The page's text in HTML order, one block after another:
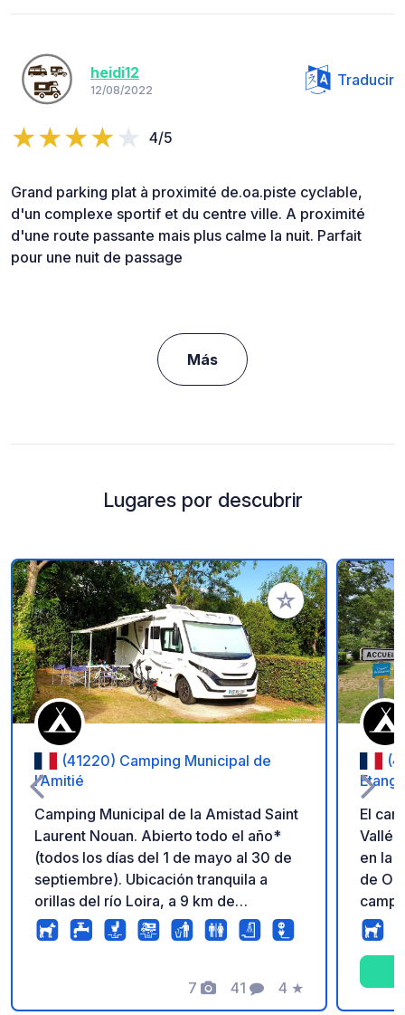
heidi12
12/08/2022
Traducir
4/5
Grand parking plat à proximité de.oa.piste cyclable,
d'un complexe sportif et du centre ville. A proximité
d'une route passante mais plus calme la nuit. Parfait
pour une nuit de passage
Más
Lugares por descubrir
Añadir a tus
(41220) Camping Municipal de
l’Amitié
Camping Municipal de la Amistad Saint
Laurent Nouan. Abierto todo el año*
(todos los días del 1 de mayo al 30 de
septiembre). Ubicación tranquila a
orillas del río Loira, a 9 km de
Chambord. Zona de drenaje y parcelas
para autocaravanas. *Recepción
de octubre al 30 de abril, de lunes a
viernes (acceso con reserva previa los
7
Fotos
41
Comentarios
4
Calificación
★
Etang
El
en la
de
para
patrimonio. El
ocio,
un